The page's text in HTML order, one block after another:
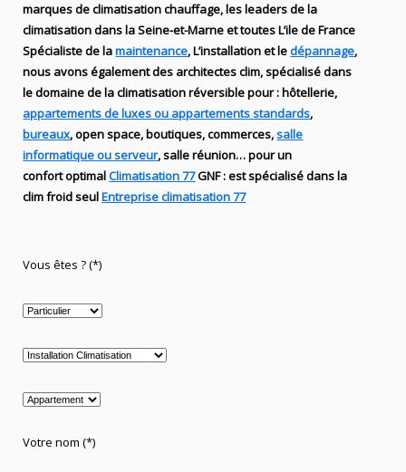
marques declimatisation chauffage, les leadersde la
climatisation dans la Seine-et-Marne et toutes L’ile de France
Spécialiste delamaintenance, L’installationet ledépannage,
nous avons également des architectes clim,spécialisé dans
le domaine de laclimatisation réversiblepour : hôtellerie,
appartements de luxes ou appartements standards,
bureaux, open space, boutiques, commerces,salle
informatique ou serveur, salle réunion… pour un
confort optimalClimatisation 77GNF:estspécialisédans la
climfroid seulEntreprise climatisation 77
Vous êtes ? (*)
Votre nom (*)